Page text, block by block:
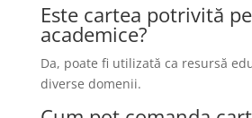
Este cartea potrivită
academice?
Da, poate fi utilizată ca resursă
diverse domenii.